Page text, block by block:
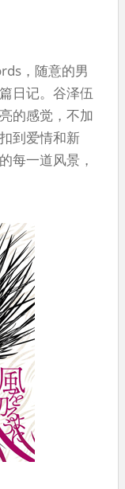
，随意的男
日记。谷泽伍
的感觉，不加
到爱情和新
每一道风景，